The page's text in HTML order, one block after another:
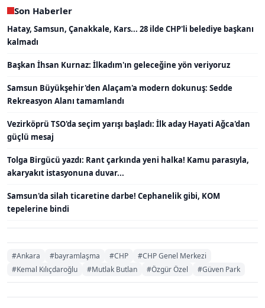
Son Haberler
Hatay, Samsun, Çanakkale, Kars... 28 ilde CHP'li belediye başkanı
kalmadı
Başkan İhsan Kurnaz: İlkadım'ın geleceğine yön veriyoruz
Samsun Büyükşehir'den Alaçam'a modern dokunuş: Sedde
Rekreasyon Alanı tamamlandı
Vezirköprü TSO'da seçim yarışı başladı: İlk aday Hayati Ağca'dan
güçlü mesaj
Tolga Birgücü yazdı: Rant çarkında yeni halka! Kamu parasıyla,
akaryakıt istasyonuna duvar...
Samsun'da silah ticaretine darbe! Cephanelik gibi, KOM
tepelerine bindi
#Ankara #bayramlaşma #CHP
#CHP Genel Merkezi
#Kemal Kılıçdaroğlu
#Mutlak Butlan #Özgür Özel #Güven Park